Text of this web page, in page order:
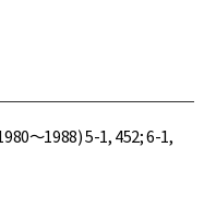
～1988) 5-1, 452; 6-1,